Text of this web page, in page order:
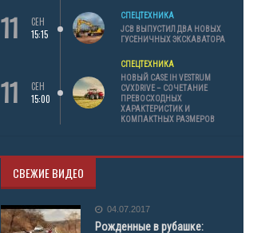
11
СЕН
15:15
СПЕЦТЕХНИКА
JCB ВЫПУСТИЛ ДВА НОВЫХ
ГУСЕНИЧНЫХ ЭКСКАВАТОРА
11
СЕН
15:00
СПЕЦТЕХНИКА
НОВЫЙ CASE IH VESTRUM
CVXDRIVE – СОЧЕТАНИЕ
ПРЕВОСХОДНЫХ
ХАРАКТЕРИСТИК И
КОМПАКТНЫХ РАЗМЕРОВ
СВЕЖИЕ ВИДЕО
04.07.2017
Рожденные в рубашке: